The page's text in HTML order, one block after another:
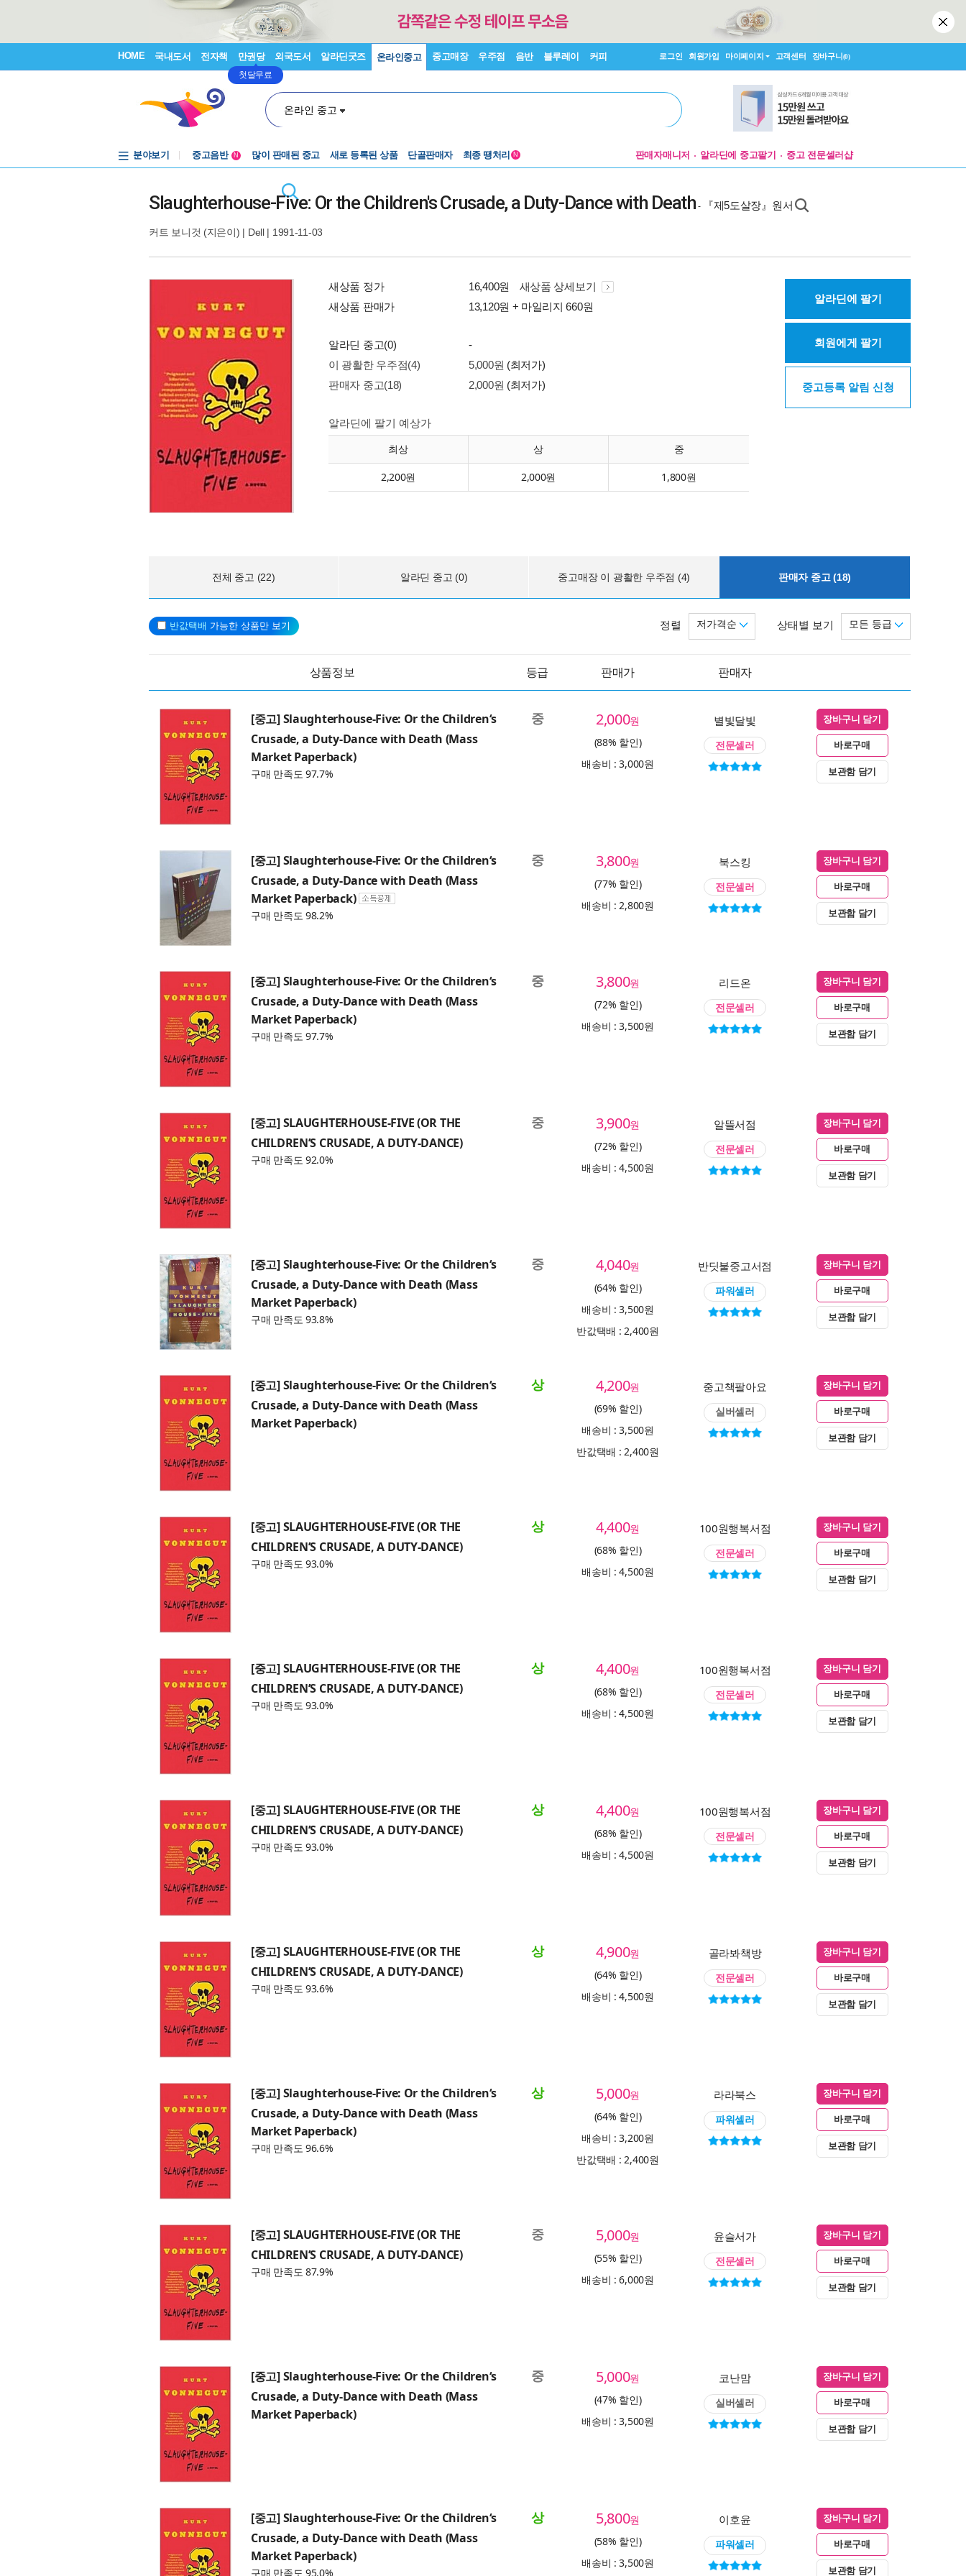
HOME 국내도서 전자책 만권당
첫달무료
외국도서 알라딘굿즈 온라인중고 중고매장 우주점 음반 블루레이 커피 로그인 회원가입 마이페이지 고객센터 장바구니(0)
온라인 중고
분야보기
중고음반
N 많이 판매된 중고 새로 등록된 상품 단골판매자 최종 땡처리 N 판매자매니저 알라딘에 중고팔기 중고 전문셀러샵
Slaughterhouse-Five: Or the Children's Crusade, a Duty-Dance with Death - 『제5도살장』원서
커트 보니것 (지은이) | Dell| 1991-11-03
새상품 정가 16,400원
새상품 상세보기
새상품 판매가
13,120원 + 마일리지 660원
알라딘 중고(0)
-
이 광활한 우주점(4)
5,000원 (최저가)
판매자 중고(18)
2,000원 (최저가)
알라딘에 팔기 예상가
최상 상 중
2,200원 2,000원 1,800원
알라딘에 팔기
회원에게 팔기
중고등록 알림 신청
전체 중고 (22) 알라딘 중고 (0) 중고매장 이 광활한 우주점 (4) 판매자 중고 (18)
반값택배 가능한 상품만 보기 상태별 보기 모든 등급
정렬 저가격순
상품정보 등급 판매가 판매자
[중고] Slaughterhouse-Five: Or the Children‘s
Crusade, a Duty-Dance with Death (Mass
Market Paperback)
구매 만족도 97.7%
중 2,000원
(88% 할인)
배송비 : 3,000원
별빛달빛
전문셀러
장바구니 담기
바로구매
보관함 담기
[중고] Slaughterhouse-Five: Or the Children‘s
Crusade, a Duty-Dance with Death (Mass
Market Paperback)
구매 만족도 98.2%
중 3,800원
(77% 할인)
배송비 : 2,800원
북스킹
전문셀러
장바구니 담기
바로구매
보관함 담기
[중고] Slaughterhouse-Five: Or the Children‘s
Crusade, a Duty-Dance with Death (Mass
Market Paperback)
구매 만족도 97.7%
중 3,800원
(72% 할인)
배송비 : 3,500원
리드온
전문셀러
장바구니 담기
바로구매
보관함 담기
[중고] SLAUGHTERHOUSE-FIVE (OR THE
CHILDREN’S CRUSADE, A DUTY-DANCE)
구매 만족도 92.0%
중 3,900원
(72% 할인)
배송비 : 4,500원
알뜰서점
전문셀러
장바구니 담기
바로구매
보관함 담기
[중고] Slaughterhouse-Five: Or the Children‘s
Crusade, a Duty-Dance with Death (Mass
Market Paperback)
구매 만족도 93.8%
중 4,040원
(64% 할인)
배송비 : 3,500원
반값택배 : 2,400원
반딧불중고서점
파워셀러
장바구니 담기
바로구매
보관함 담기
[중고] Slaughterhouse-Five: Or the Children‘s
Crusade, a Duty-Dance with Death (Mass
Market Paperback)
상 4,200원
(69% 할인)
배송비 : 3,500원
반값택배 : 2,400원
중고책팔아요
실버셀러
장바구니 담기
바로구매
보관함 담기
[중고] SLAUGHTERHOUSE-FIVE (OR THE
CHILDREN’S CRUSADE, A DUTY-DANCE)
구매 만족도 93.0%
상 4,400원
(68% 할인)
배송비 : 4,500원
100원행복서점
전문셀러
장바구니 담기
바로구매
보관함 담기
[중고] SLAUGHTERHOUSE-FIVE (OR THE
CHILDREN’S CRUSADE, A DUTY-DANCE)
구매 만족도 93.0%
상 4,400원
(68% 할인)
배송비 : 4,500원
100원행복서점
전문셀러
장바구니 담기
바로구매
보관함 담기
[중고] SLAUGHTERHOUSE-FIVE (OR THE
CHILDREN’S CRUSADE, A DUTY-DANCE)
구매 만족도 93.0%
상 4,400원
(68% 할인)
배송비 : 4,500원
100원행복서점
전문셀러
장바구니 담기
바로구매
보관함 담기
[중고] SLAUGHTERHOUSE-FIVE (OR THE
CHILDREN’S CRUSADE, A DUTY-DANCE)
구매 만족도 93.6%
상 4,900원
(64% 할인)
배송비 : 4,500원
골라봐책방
전문셀러
장바구니 담기
바로구매
보관함 담기
[중고] Slaughterhouse-Five: Or the Children‘s
Crusade, a Duty-Dance with Death (Mass
Market Paperback)
구매 만족도 96.6%
상 5,000원
(64% 할인)
배송비 : 3,200원
반값택배 : 2,400원
라라북스
파워셀러
장바구니 담기
바로구매
보관함 담기
[중고] SLAUGHTERHOUSE-FIVE (OR THE
CHILDREN’S CRUSADE, A DUTY-DANCE)
구매 만족도 87.9%
중 5,000원
(55% 할인)
배송비 : 6,000원
윤슬서가
전문셀러
장바구니 담기
바로구매
보관함 담기
[중고] Slaughterhouse-Five: Or the Children‘s
Crusade, a Duty-Dance with Death (Mass
Market Paperback)
중 5,000원
(47% 할인)
배송비 : 3,500원
코난맘
실버셀러
장바구니 담기
바로구매
보관함 담기
[중고] Slaughterhouse-Five: Or the Children‘s
Crusade, a Duty-Dance with Death (Mass
Market Paperback)
구매 만족도 95.0%
상 5,800원
(58% 할인)
배송비 : 3,500원
이호윤
파워셀러
장바구니 담기
바로구매
보관함 담기